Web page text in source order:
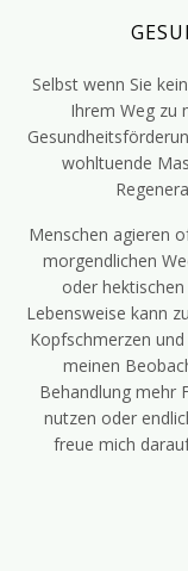
Selbst wenn Sie
Ihrem Weg zu
wohltuende
Menschen agieren
morgendlichen
oder
Lebensweise kann
Kopfschmerzen
meinen
Behandlung mehr
nutzen oder
freue mich